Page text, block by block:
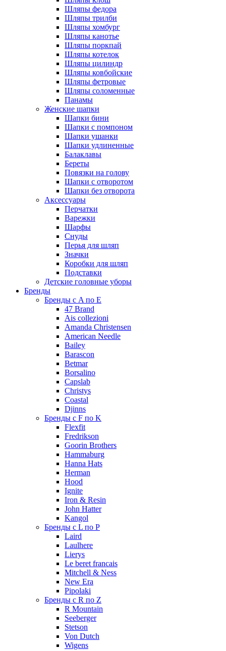
Шляпы федора
Шляпы трилби
Шляпы хомбург
Шляпы канотье
Шляпы поркпай
Шляпы котелок
Шляпы цилиндр
Шляпы ковбойские
Шляпы фетровые
Шляпы соломенные
Панамы
Женские шапки
Шапки бини
Шапки с помпоном
Шапки ушанки
Шапки удлиненные
Балаклавы
Береты
Повязки на голову
Шапки с отворотом
Шапки без отворота
Аксессуары
Перчатки
Варежки
Шарфы
Снуды
Перья для шляп
Значки
Коробки для шляп
Подставки
Детские головные уборы
Бренды
Бренды с A по E
47 Brand
Ais collezioni
Amanda Christensen
American Needle
Bailey
Barascon
Betmar
Borsalino
Capslab
Christys
Coastal
Djinns
Бренды с F по K
Flexfit
Fredrikson
Goorin Brothers
Hammaburg
Hanna Hats
Herman
Hood
Ignite
Iron & Resin
John Hatter
Kangol
Бренды с L по P
Laird
Laulhere
Lierys
Le beret francais
Mitchell & Ness
New Era
Pipolaki
Бренды с R по Z
R Mountain
Seeberger
Stetson
Von Dutch
Wigens